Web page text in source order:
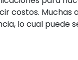
costos. Muchas
lo cual puede